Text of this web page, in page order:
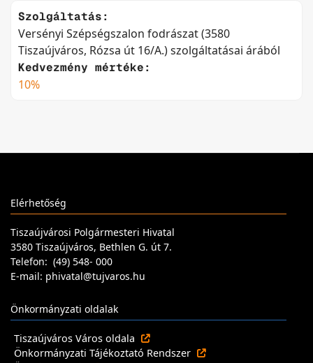
Szolgáltatás:
Versényi Szépségszalon fodrászat (3580
Tiszaújváros, Rózsa út 16/A.) szolgáltatásai árából
Kedvezmény mértéke:
10%
Elérhetőség
Tiszaújvárosi Polgármesteri Hivatal
3580 Tiszaújváros, Bethlen G. út 7.
Telefon: (49) 548- 000
E-mail: phivatal@tujvaros.hu
Önkormányzati oldalak
Tiszaújváros Város oldala
Önkormányzati Tájékoztató Rendszer